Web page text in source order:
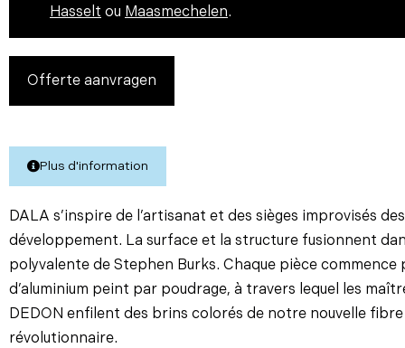
Hasselt ou Maasmechelen.
Offerte aanvragen
Plus d'information
DALA s’inspire de l’artisanat et des sièges improvisés
développement. La surface et la structure fusionnent
polyvalente de Stephen Burks. Chaque pièce commence
d’aluminium peint par poudrage, à travers lequel les
DEDON enfilent des brins colorés de notre nouvelle
révolutionnaire.